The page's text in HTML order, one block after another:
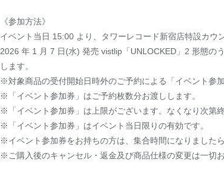
《参加方法》
イベント当日 15:00 より、タワーレコード新宿店特設カウ
2026 年 1 月 7 日(水) 発売 vistlip「UNLOCKED」2 形態の
します。
※対象商品の受付開始日時外のご予約による「イベント参
※「イベント参加券」はご予約枚数分お渡しします。
※「イベント参加券」は上限がございます。なくなり次第終
※「イベント参加券」はイベント当日限りの有効です。
※イベント参加券をお持ちの方は、集合時間になりました
※ご購入後のキャンセル・返金及び商品仕様の変更は一切